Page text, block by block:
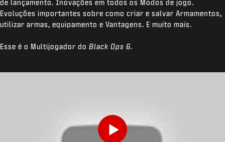
de lançamento. Inovações em todos os Modos de jogo.
Evoluções importantes sobre como criar e salvar Armamentos,
utilizar armas, equipamento e Vantagens. E muito mais.
Esse é o Multijogador do Black Ops 6.